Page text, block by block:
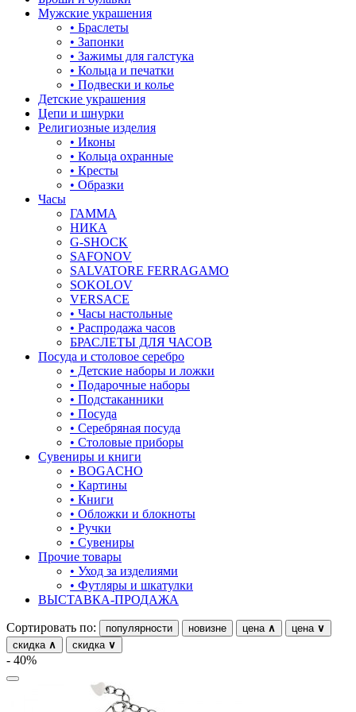
17-22
17.5-19
17.5-19.5
17.5-20
18-19.5
18.5
18.5-23
20
20.5
корона
кошки
круг (шар)
крылья и перья
листья
ловец снов
лошадки и единороги
лягушки
медведь
музыка
мышки
обереги
один камень
под гравировку
подкова
предметы
прямоугольник
птицы
ремни
ромб
Мужские украшения
• Браслеты
• Запонки
• Зажимы для галстука
• Кольца и печатки
• Подвески и колье
Детские украшения
Цепи и шнурки
Религиозные изделия
• Иконы
• Кольца охранные
• Кресты
• Образки
Часы
ГАММА
НИКА
G-SHOCK
SAFONOV
SALVATORE FERRAGAMO
SOKOLOV
VERSACE
• Часы настольные
• Распродажа часов
БРАСЛЕТЫ ДЛЯ ЧАСОВ
Посуда и столовое серебро
• Детские наборы и ложки
• Подарочные наборы
• Подстаканники
• Посуда
• Серебряная посуда
• Столовые приборы
Сувениры и книги
• BOGACHO
• Картины
• Книги
• Обложки и блокноты
• Ручки
• Сувениры
Прочие товары
• Уход за изделиями
• Футляры и шкатулки
ВЫСТАВКА-ПРОДАЖА
Сортировать по: популярности новизне цена ∧ цена ∨
скидка ∧ скидка ∨
- 40%